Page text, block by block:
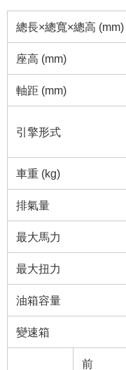
總長×總寬×總高 (mm)
座高 (mm)
軸距 (mm)
引擎形式
車重 (kg)
排氣量
最大馬力
最大扭力
油箱容量
變速箱
前